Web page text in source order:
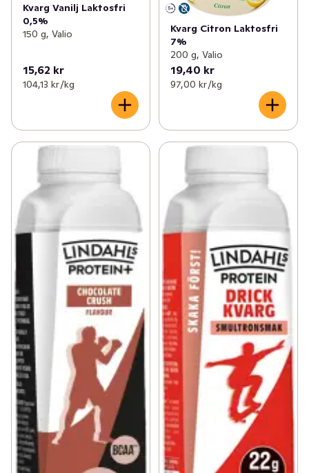
Kvarg Vanilj Laktosfri
0,5%
150 g, Valio
15,62 kr
104,13 kr /kg
Kvarg Citron Laktosfri
7%
200 g, Valio
19,40 kr
97,00 kr /kg